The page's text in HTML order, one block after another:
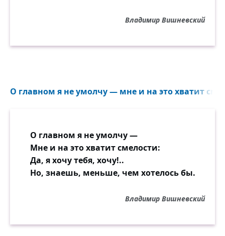
Владимир Вишневский
О главном я не умолчу — мне и на это хватит
О главном я не умолчу —
Мне и на это хватит смелости:
Да, я хочу тебя, хочу!..
Но, знаешь, меньше, чем хотелось бы.
Владимир Вишневский